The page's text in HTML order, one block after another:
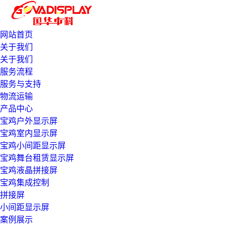
网站首页
关于我们
关于我们
服务流程
服务与支持
物流运输
产品中心
宝鸡户外显示屏
宝鸡室内显示屏
宝鸡小间距显示屏
宝鸡舞台租赁显示屏
宝鸡液晶拼接屏
宝鸡集成控制
拼接屏
小间距显示屏
案例展示